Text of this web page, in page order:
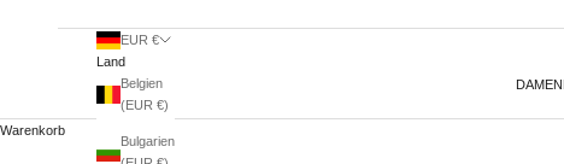
DAMEN
EUR €
Land
Belgien
(EUR €)
Bulgarien
Warenkorb